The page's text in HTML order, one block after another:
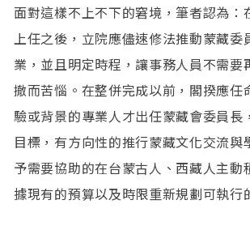
面對這樣不上不下的窘境，筆者認為：
上任之後，立院應儘速修法推動蒙藏委
業，並且明定時程，讓事務人員不需要
撤而苦惱。在整併完成以前，閣揆應任
驗或背景的專業人才出任蒙藏會委員長
目標，有方向性的推行蒙藏文化交流與
予需要協助的在台蒙古人、西藏人主動
據現有的預算以及時限重新規劃可執行